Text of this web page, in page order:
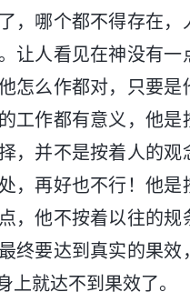
，哪个都不得存在
让人看见在神没有
怎么作都对，只要
工作都有意义，他
，并不是按着人的
，再好也不行！他是
，他不按着以往的
终要达到真实的果
上就达不到果效了。